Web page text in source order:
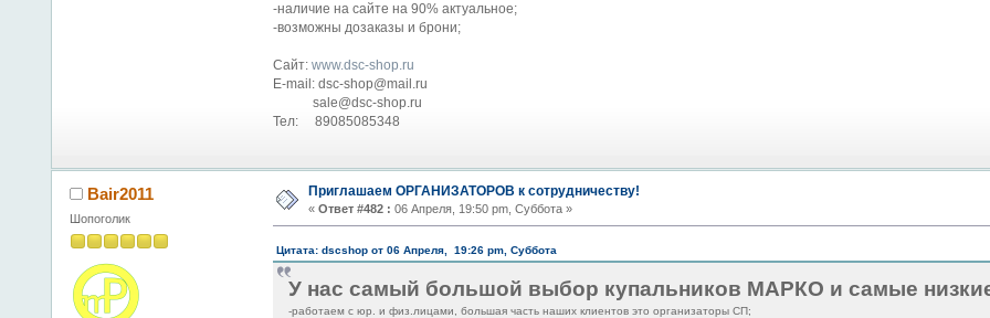
-наличие на сайте на 90% актуальное;
-возможны дозаказы и брони;
Сайт: www.dsc-shop.ru
E-mail: dsc-shop@mail.ru
sale@dsc-shop.ru
Тел: 89085085348
Bair2011
Шопоголик
Приглашаем ОРГАНИЗАТОРОВ к сотрудничеству!
« Ответ #482 : 06 Апреля, 19:50 pm, Суббота »
Цитата: dscshop от 06 Апреля, 19:26 pm, Суббота
У нас самый большой выбор купальников МАРКО и самые
-работаем с юр. и физ.лицами, большая часть наших клиентов это организаторы СП;